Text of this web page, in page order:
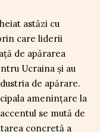
astăzi cu
care liderii
de apărarea
Ucraina și au
de apărare.
amenințare la
se mută de
concretă a